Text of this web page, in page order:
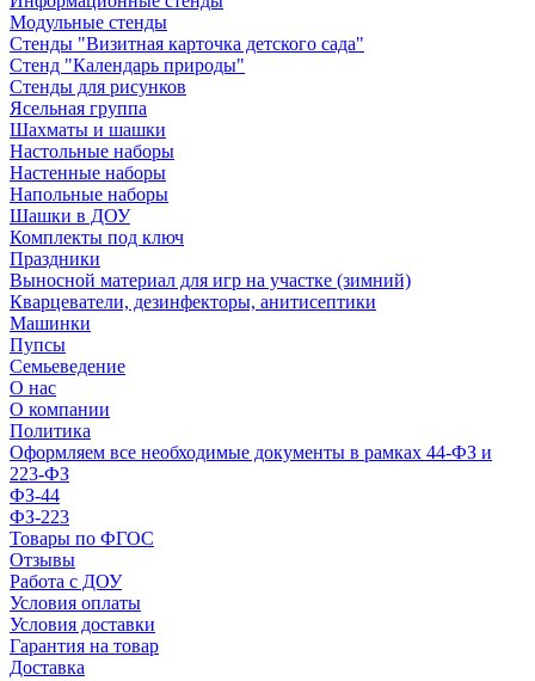
Модульные стенды
Стенды "Визитная карточка детского сада"
Стенд "Календарь природы"
Стенды для рисунков
Ясельная группа
Шахматы и шашки
Настольные наборы
Настенные наборы
Напольные наборы
Шашки в ДОУ
Комплекты под ключ
Праздники
Выносной материал для игр на участке (зимний)
Кварцеватели, дезинфекторы, анитисептики
Машинки
Пупсы
Семьеведение
О нас
О компании
Политика
Оформляем все необходимые документы в рамках 44-ФЗ и
223-ФЗ
ФЗ-44
ФЗ-223
Товары по ФГОС
Отзывы
Работа с ДОУ
Условия оплаты
Условия доставки
Гарантия на товар
Доставка